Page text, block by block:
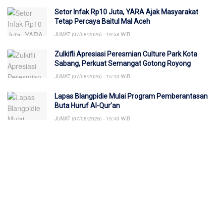
Setor Infak Rp10 Juta, YARA Ajak Masyarakat
Tetap Percaya Baitul Mal Aceh
JUMAT (07/08/2026) - 19:58 WIB
Zulkifli Apresiasi Peresmian Culture Park Kota
Sabang, Perkuat Semangat Gotong Royong
JUMAT (07/08/2026) - 15:43 WIB
Lapas Blangpidie Mulai Program Pemberantasan
Buta Huruf Al-Qur’an
JUMAT (07/08/2026) - 15:40 WIB